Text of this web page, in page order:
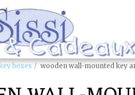
boxes wooden wall-mounted key